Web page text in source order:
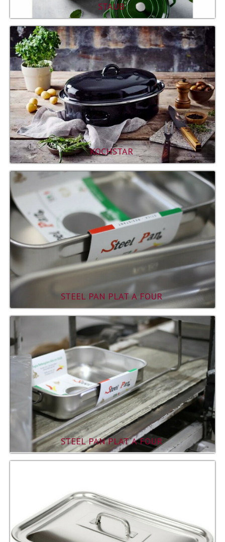
STAUB
KOCHSTAR
STEEL PAN PLAT A FOUR
STEEL PAN PLAT A FOUR